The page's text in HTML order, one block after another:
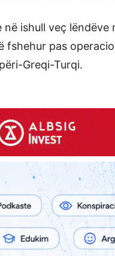
në ishull veç
fshehur pas
Greqi-Turqi.